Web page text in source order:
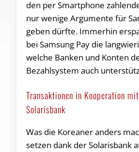
den per Smartphone
nur wenige Argumente für
geben dürfte. Immerhin
bei Samsung Pay die
welche Banken und Konten
Bezahlsystem auch
Transaktionen in Kooperation
Solarisbank
Was die Koreaner anders
setzen dank der Solarisbank